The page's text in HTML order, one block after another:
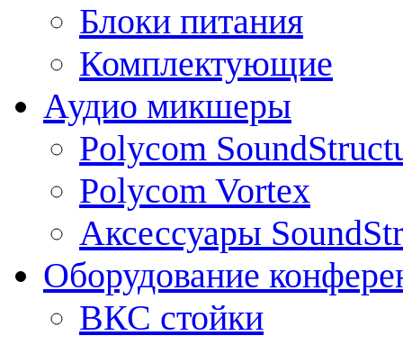
Блоки питания
Комплектующие
Аудио микшеры
Polycom
Polycom Vortex
Аксессуары
Оборудование
ВКС стойки